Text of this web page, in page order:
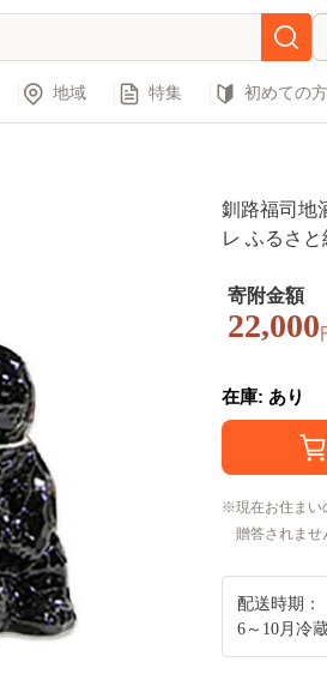
地域 特集 初めての方
釧路福司地
レ ふるさ
寄附金額
22,000
在庫: あり
現在お住まい
贈答されませ
配送時期：
6～10月冷